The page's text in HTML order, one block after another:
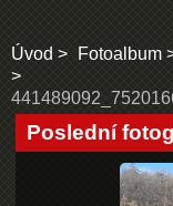
Úvod Fotoalbum
Poslední